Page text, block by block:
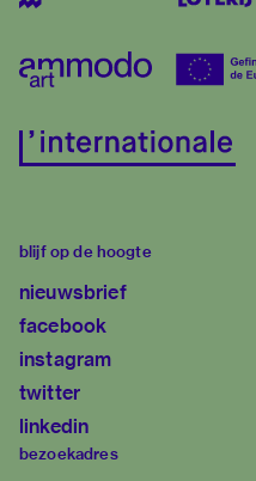
blijf op de hoogte
nieuwsbrief
facebook
instagram
twitter
linkedin
bezoekadres